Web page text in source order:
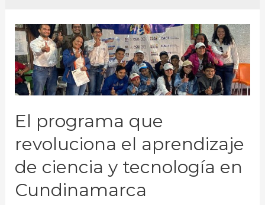
El programa que
revoluciona el aprendizaje
de ciencia y tecnología en
Cundinamarca